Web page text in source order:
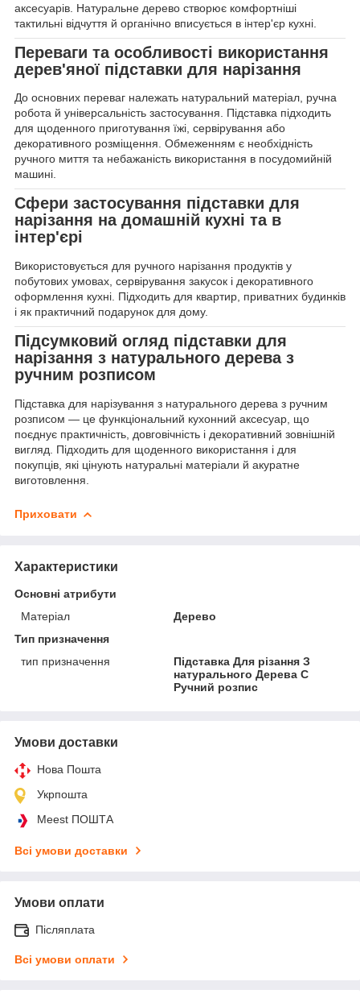
аксесуарів. Натуральне дерево створює комфортніші
тактильні відчуття й органічно вписується в інтер'єр кухні.
Переваги та особливості використання
дерев'яної підставки для нарізання
До основних переваг належать натуральний матеріал, ручна
робота й універсальність застосування. Підставка підходить
для щоденного приготування їжі, сервірування або
декоративного розміщення. Обмеженням є необхідність
ручного миття та небажаність використання в посудомийній
машині.
Сфери застосування підставки для
нарізання на домашній кухні та в
інтер'єрі
Використовується для ручного нарізання продуктів у
побутових умовах, сервірування закусок і декоративного
оформлення кухні. Підходить для квартир, приватних будинків
і як практичний подарунок для дому.
Підсумковий огляд підставки для
нарізання з натурального дерева з
ручним розписом
Підставка для нарізування з натурального дерева з ручним
розписом — це функціональний кухонний аксесуар, що
поєднує практичність, довговічність і декоративний зовнішній
вигляд. Підходить для щоденного використання і для
покупців, які цінують натуральні матеріали й акуратне
виготовлення.
Приховати
Характеристики
Основні атрибути
Матеріал
Дерево
Тип призначення
тип призначення
Підставка Для різання З
натурального Дерева С
Ручний розпис
Умови доставки
Нова Пошта
Укрпошта
Meest ПОШТА
Всі умови доставки
Умови оплати
Післяплата
Всі умови оплати